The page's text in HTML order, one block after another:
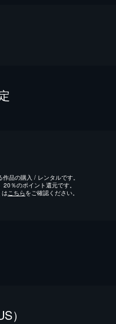
品の購入 / レンタルです。
％のポイント還元です。
こちらをご確認ください。
）